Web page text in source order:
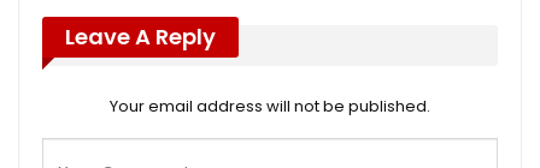
Leave A Reply
Your email address will not be published.